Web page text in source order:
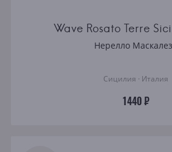
Wave Rosato Terre
Нерелло
Сицилия · Италия
1440 ₽